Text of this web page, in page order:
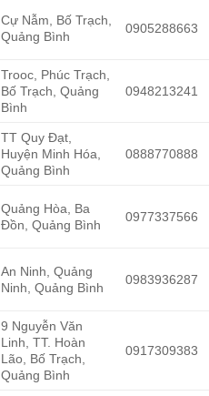
Cự Nẫm, Bố Trạch,
Quảng Bình
0905288663
Trooc, Phúc Trạch,
Bố Trạch, Quảng
Bình
0948213241
TT Quy Đạt,
Huyện Minh Hóa,
Quảng Bình
0888770888
Quảng Hòa, Ba
Đồn, Quảng Bình
0977337566
An Ninh, Quảng
Ninh, Quảng Bình
0983936287
9 Nguyễn Văn
Linh, TT. Hoàn
Lão, Bố Trạch,
Quảng Bình
0917309383